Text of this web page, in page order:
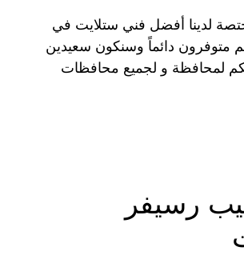
لدينا أفضل فني ستلايت في
متوفرون دائماً وسنكون سعيدين
لكم لمحافظة و لجميع محافظات
رسيفر